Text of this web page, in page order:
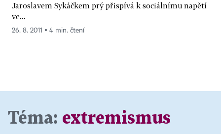
Jaroslavem Sykáčkem prý přispívá k sociálnímu napětí
ve...
26. 8. 2011 ▪ 4 min. čtení
Téma: extremismus